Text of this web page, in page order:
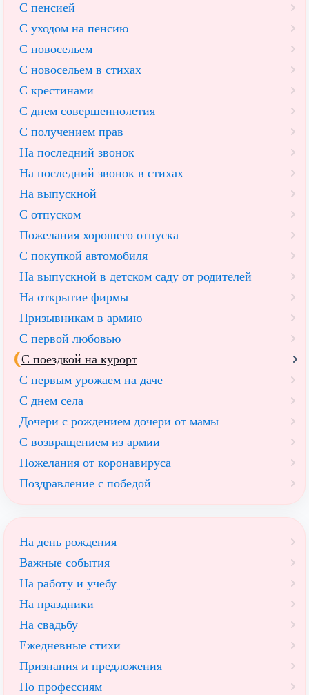
С пенсией
С уходом на пенсию
С новосельем
С новосельем в стихах
С крестинами
С днем совершеннолетия
С получением прав
На последний звонок
На последний звонок в стихах
На выпускной
С отпуском
Пожелания хорошего отпуска
С покупкой автомобиля
На выпускной в детском саду от родителей
На открытие фирмы
Призывникам в армию
С первой любовью
С поездкой на курорт
С первым урожаем на даче
С днем села
Дочери с рождением дочери от мамы
С возвращением из армии
Пожелания от коронавируса
Поздравление с победой
На день рождения
Важные события
На работу и учебу
На праздники
На свадьбу
Ежедневные стихи
Признания и предложения
По профессиям